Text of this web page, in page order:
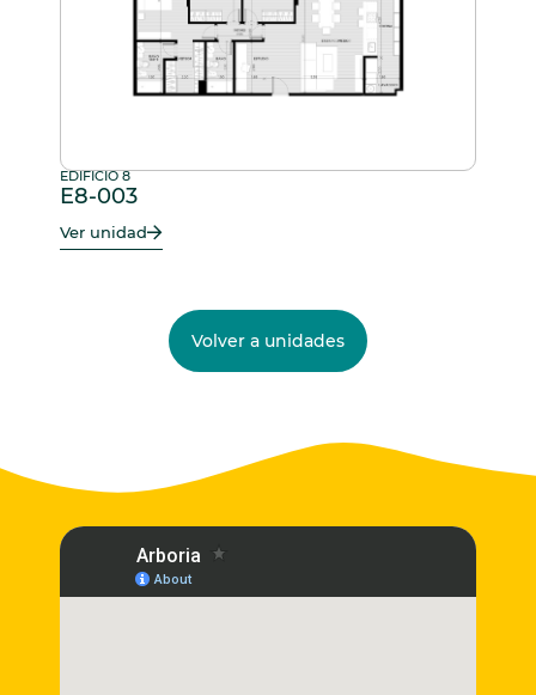
EDIFICIO 8
E8-003
Ver unidad
Volver a unidades